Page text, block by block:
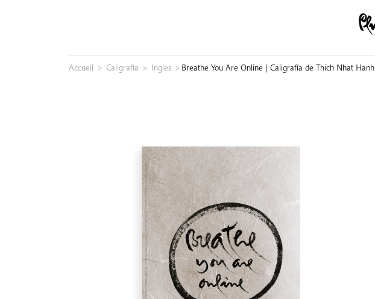
Accueil > Caligrafía > Ingles > Breathe You Are Online | Caligrafía de Thich Nhat Hanh